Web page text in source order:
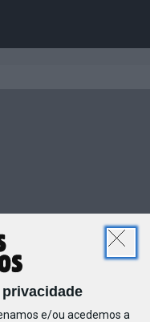
e/ou acedemos a